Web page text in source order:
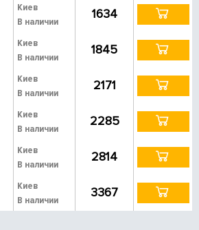
Киев
В наличии
1634
Киев
В наличии
1845
Киев
В наличии
2171
Киев
В наличии
2285
Киев
В наличии
2814
Киев
В наличии
3367